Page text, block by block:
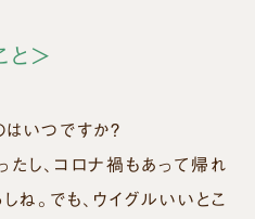
と＞
いつですか？
たし、コロナ禍もあって帰れ
ね。でも、ウイグルいいとこ